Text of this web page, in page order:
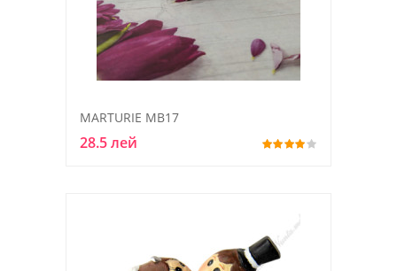
MARTURIE MB17
28.5 лей